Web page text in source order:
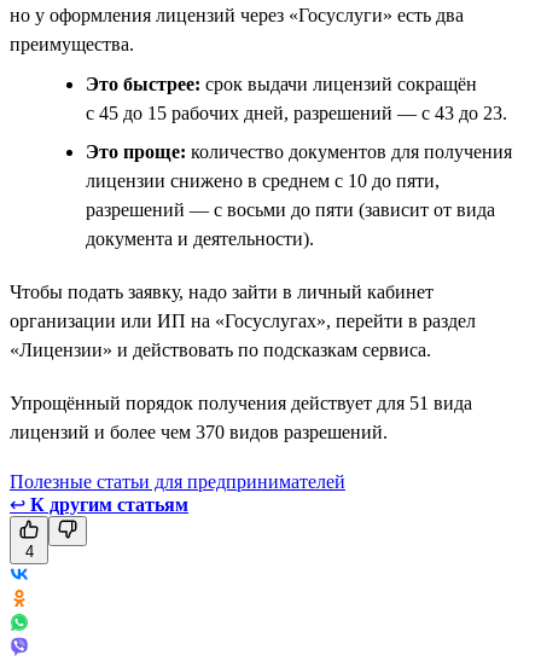
но у оформления лицензий через «Госуслуги» есть два
преимущества.
Это быстрее: срок выдачи лицензий сокращён
с 45 до 15 рабочих дней, разрешений — с 43 до 23.
Это проще: количество документов для получения
лицензии снижено в среднем с 10 до пяти,
разрешений — с восьми до пяти (зависит от вида
документа и деятельности).
Чтобы подать заявку, надо зайти в личный кабинет
организации или ИП на «Госуслугах», перейти в раздел
«Лицензии» и действовать по подсказкам сервиса.
Упрощённый порядок получения действует для 51 вида
лицензий и более чем 370 видов разрешений.
Полезные статьи для предпринимателей
↩ К другим статьям
4